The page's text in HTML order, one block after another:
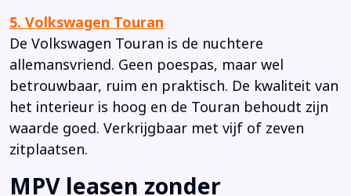
5. Volkswagen Touran
De Volkswagen Touran is de nuchtere
allemansvriend. Geen poespas, maar wel
betrouwbaar, ruim en praktisch. De kwaliteit van
het interieur is hoog en de Touran behoudt zijn
waarde goed. Verkrijgbaar met vijf of zeven
zitplaatsen.
MPV leasen zonder